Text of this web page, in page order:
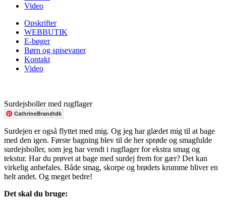
Video
Opskrifter
WEBBUTIK
E-bøger
Børn og spisevaner
Kontakt
Video
Surdejsboller med rugflager
CathrineBrandtdk
Surdejen er også flyttet med mig. Og jeg har glædet mig til at bage
med den igen. Første bagning blev til de her sprøde og smagfulde
surdejsboller, som jeg har vendt i rugflager for ekstra smag og
tekstur. Har du prøvet at bage med surdej frem for gær? Det kan
virkelig anbefales. Både smag, skorpe og brødets krumme bliver en
helt andet. Og meget bedre!
Det skal du bruge: